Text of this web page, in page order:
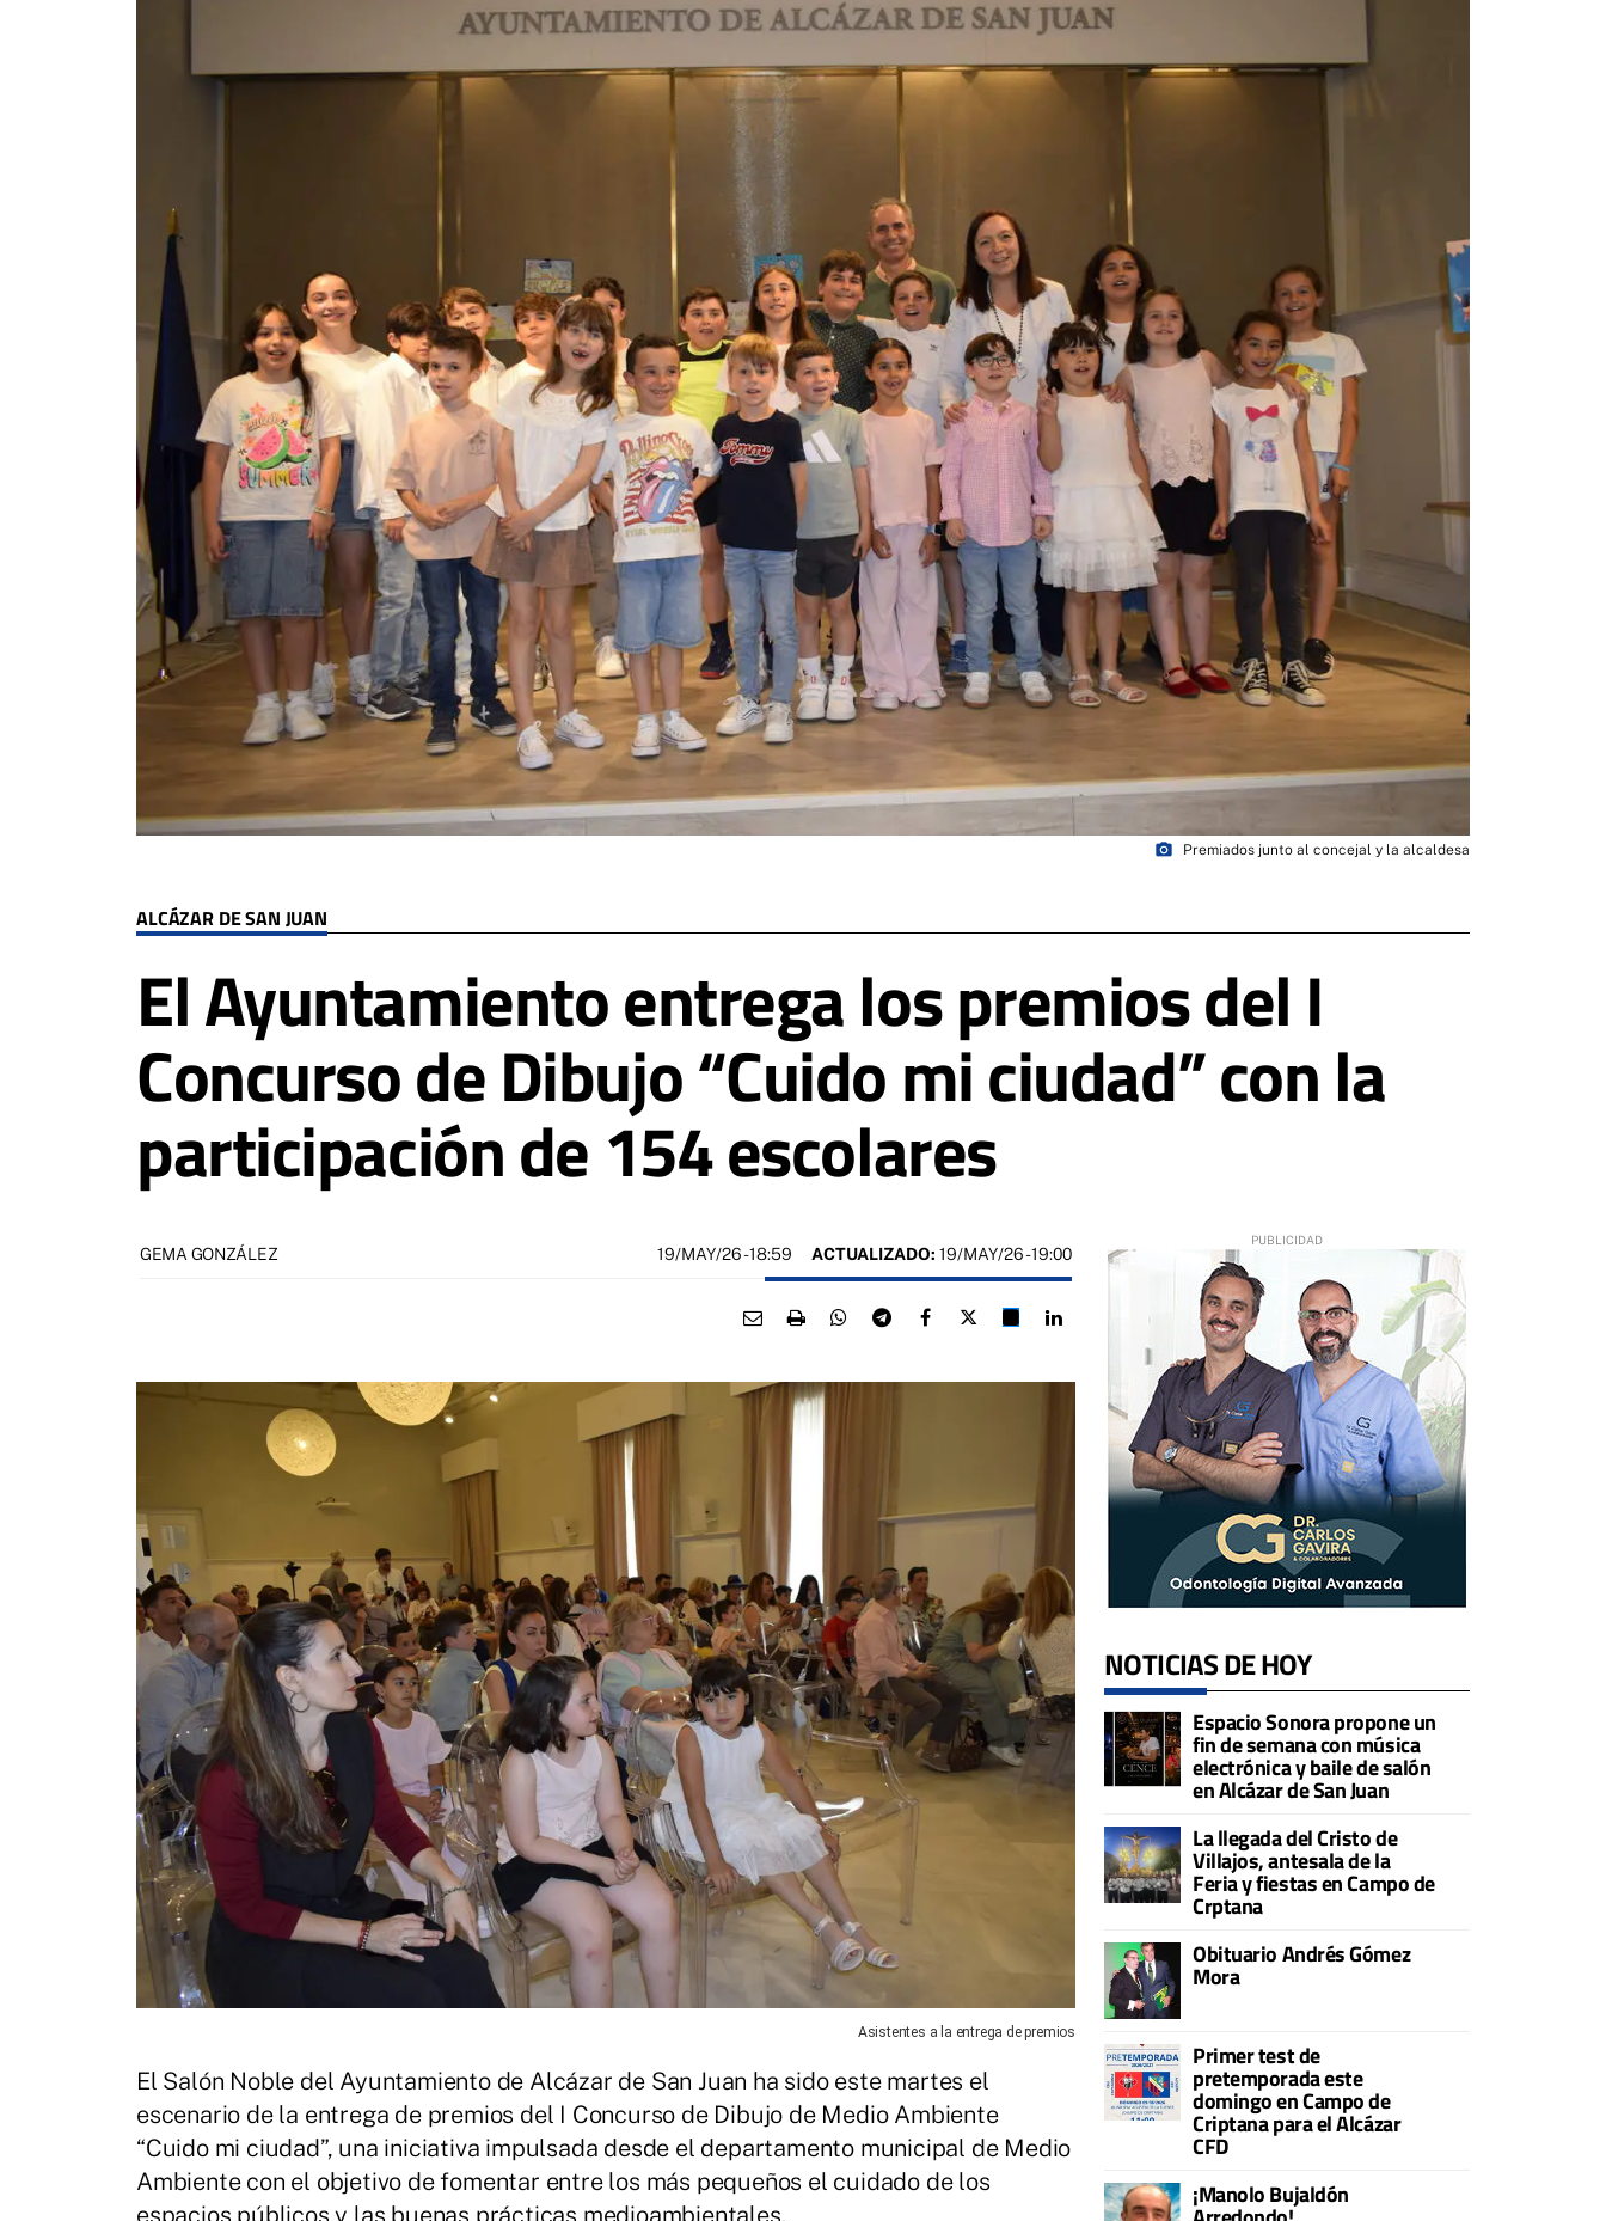
ALCÁZAR DE SAN JUAN
El Ayuntamiento entrega los premios del I
Concurso de Dibujo “Cuido mi ciudad” con la
participación de 154 escolares
photo_camera Premiados junto al concejal y la alcaldesa
GEMA GONZÁLEZ 19/MAY/26- 18:59 ACTUALIZADO: 19/MAY/26 - 19:00
Asistentes a la entrega de premios
El Salón Noble del Ayuntamiento de Alcázar de San Juan ha sido este martes el
escenario de la entrega de premios del I Concurso de Dibujo de Medio Ambiente
“Cuido mi ciudad”, una iniciativa impulsada desde el departamento municipal de Medio
Ambiente con el objetivo de fomentar entre los más pequeños el cuidado de los
espacios públicos y las buenas prácticas medioambientales.
NOTICIAS DE HOY
Espacio Sonora propone un
fin de semana con música
electrónica y baile de salón
en Alcázar de San Juan
La llegada del Cristo de
Villajos, antesala de la
Feria y fiestas en Campo de
Crptana
Obituario Andrés Gómez
Mora
Primer test de
pretemporada este
domingo en Campo de
Criptana para el Alcázar
CFD
¡Manolo Bujaldón